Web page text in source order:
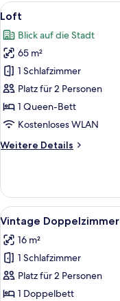
Alle
Fotos
für
Loft
anzeigen
12
Loft
Blick auf die Stadt
65 m²
1 Schlafzimmer
Platz für 2 Personen
1 Queen-Bett
Kostenloses WLAN
Weitere Details
Weitere
Alle
Fotos
für
Vintage
Doppelzimmer
anzeigen
7
Vintage Doppelzimmer
16 m²
1 Schlafzimmer
Platz für 2 Personen
1 Doppelbett